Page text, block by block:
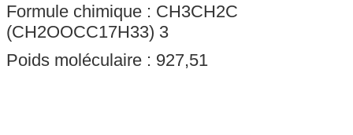
Formule chimique : CH3CH2C
(CH2OOCC17H33) 3
Poids moléculaire : 927,51